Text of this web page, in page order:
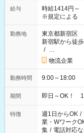
給与
時給1414円
※規定による
勤務地
東京都新宿区
新宿駅から徒歩
/ …
物流企業
勤務時間 9:00～18:00
期間 即日～OK！ 1
特徴 週1日からOK /
業・Wワーク
集 / 電話対応な